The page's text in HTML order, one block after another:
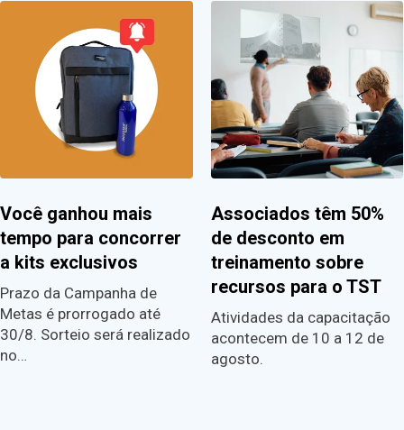
Você ganhou mais
tempo para concorrer
a kits exclusivos
Prazo da Campanha de
Metas é prorrogado até
30/8. Sorteio será realizado
no…
Associados têm 50%
de desconto em
treinamento sobre
recursos para o TST
Atividades da capacitação
acontecem de 10 a 12 de
agosto.